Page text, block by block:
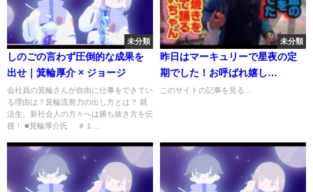
未分類
しのごの言わず圧倒的な成果を
出せ｜箕輪厚介 × ジョージ
会社員の箕輪さんが自由に仕事をできてい
る理由は？箕輪流努力の出し方とは？ 就
活生、新社会人の方々へは勝ち抜き方を伝
授！ ■箕輪厚介氏 ＃１...
未分類
昨日はマーキュリーで星夜の定
期でした！お呼ばれ嬉し
い！！！ ...
このサイトの記事を見る...